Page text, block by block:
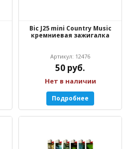
Bic J25 mini Country Music
кремниевая зажигалка
Артикул: 12476
50 руб.
Нет в наличии
Подробнее